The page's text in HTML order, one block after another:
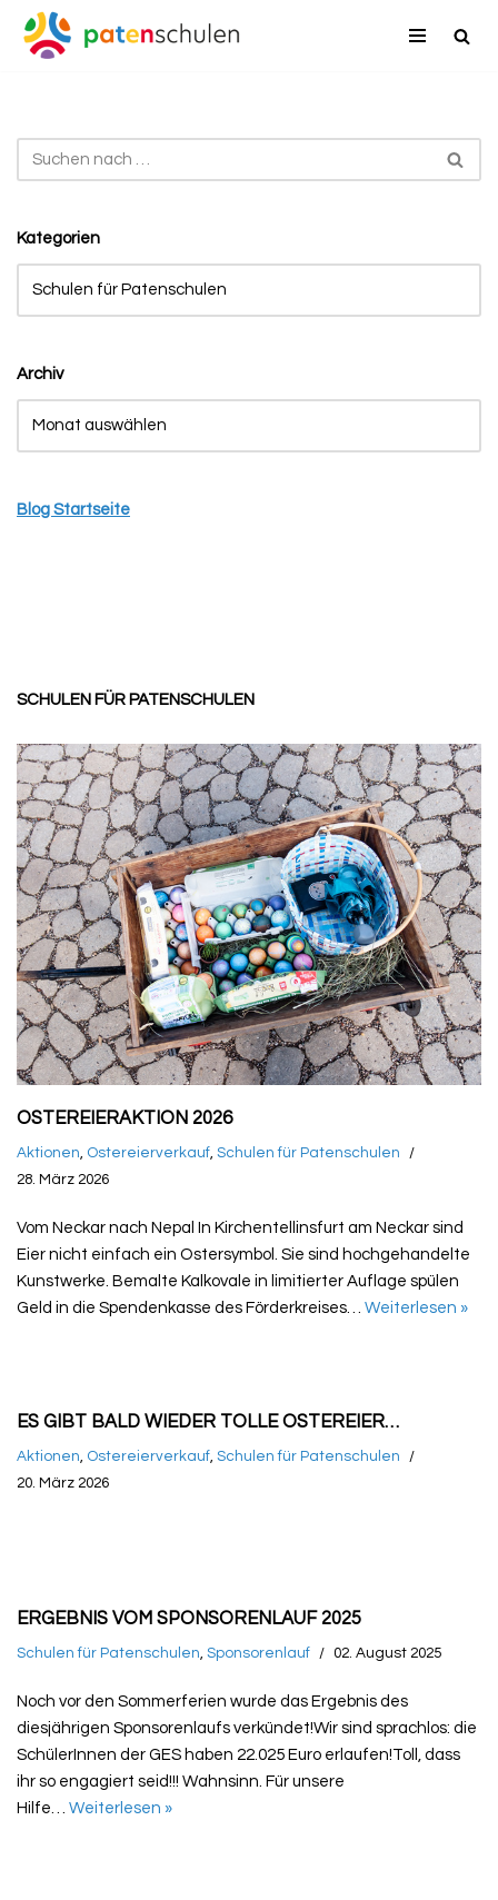
Zum
Kategorien
Archiv
Blog Startseite
SCHULEN FÜR PATENSCHULEN
OSTEREIERAKTION 2026
Aktionen, Ostereierverkauf, Schulen für Patenschulen
28. März 2026
Vom Neckar nach Nepal In Kirchentellinsfurt am Neckar sind
Eier nicht einfach ein Ostersymbol. Sie sind hochgehandelte
Kunstwerke. Bemalte Kalkovale in limitierter Auflage spülen
Geld in die Spendenkasse des Förderkreises… Weiterlesen »
ES GIBT BALD WIEDER TOLLE OSTEREIER…
Aktionen, Ostereierverkauf, Schulen für Patenschulen
20. März 2026
ERGEBNIS VOM SPONSORENLAUF 2025
Schulen für Patenschulen, Sponsorenlauf 02. August 2025
Noch vor den Sommerferien wurde das Ergebnis des
diesjährigen Sponsorenlaufs verkündet!Wir sind sprachlos: die
SchülerInnen der GES haben 22.025 Euro erlaufen!Toll, dass
ihr so engagiert seid!!! Wahnsinn. Für unsere
Hilfe… Weiterlesen »